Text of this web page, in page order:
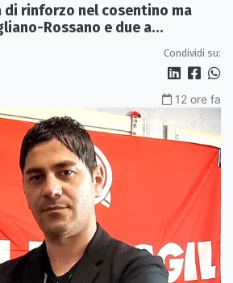
di rinforzo nel cosentino ma
Rossano e due a
Condividi su:
12 ore fa